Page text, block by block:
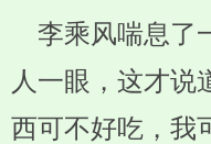
李乘风喘息了
人一眼，这才说
西可不好吃，我